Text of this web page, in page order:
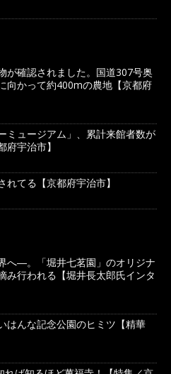
が確認されました。国道307号奥
向かって約400mの農地【京都府
ミュージアム」、累計来館者数が
府宇治市】
てる【京都府宇治市】
へ―。「堀井七茗園」のオリジナ
み行われる【堀井長太郎氏インタ
はんな記念公園のヒミツ【精華